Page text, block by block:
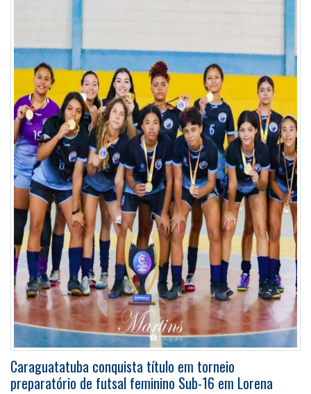
Caraguatatuba conquista título em torneio
preparatório de futsal feminino Sub-16 em Lorena